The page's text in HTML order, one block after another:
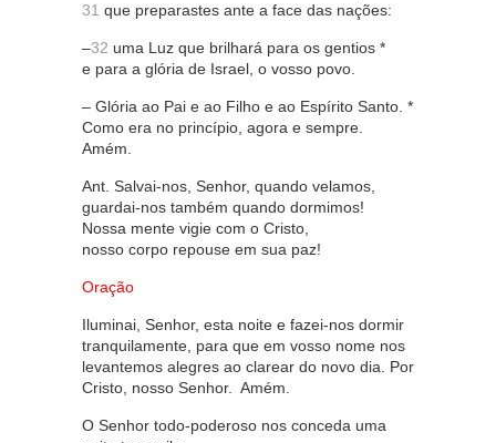
31 que preparastes ante a face das nações:
–32 uma Luz que brilhará para os gentios *
e para a glória de Israel, o vosso povo.
– Glória ao Pai e ao Filho e ao Espírito Santo. *
Como era no princípio, agora e sempre.
Amém.
Ant. Salvai-nos, Senhor, quando velamos,
guardai-nos também quando dormimos!
Nossa mente vigie com o Cristo,
nosso corpo repouse em sua paz!
Oração
Iluminai, Senhor, esta noite e fazei-nos dormir
tranquilamente, para que em vosso nome nos
levantemos alegres ao clarear do novo dia. Por
Cristo, nosso Senhor. Amém.
O Senhor todo-poderoso nos conceda uma